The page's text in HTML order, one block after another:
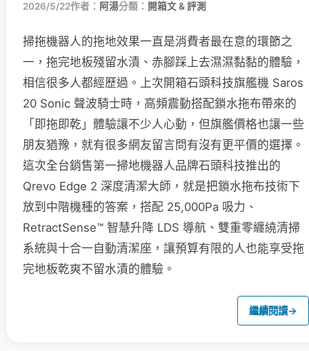
2026/5/22作者： 阿湯分類： 開箱文 & 評測
掃拖機器人的拖地效果一直是消費者最在意的環節之
一，拖完地板殘留水漬、赤腳踩上去濕濕黏黏的體驗，
相信很多人都經歷過。上次開箱石頭科技旗艦機 Saros
20 Sonic 聲波騎士時，高頻震動搭配鎖水拖布帶來的
「即拖即乾」體驗讓不少人心動，但旗艦價格也讓一些
朋友猶豫，就有很多網友留言問有沒有更平價的選擇。
這次全台銷售第一掃地機器人品牌石頭科技推出的
Qrevo Edge 2 深度清潔大師，就是把鎖水拖布技術下
放到中階機種的答案，搭配 25,000Pa 吸力、
RetractSense™ 智慧升降 LDS 導航、雙重零纏繞清掃
系統與十合一自動清潔座，讓預算有限的人也能享受拖
完地板乾爽不留水漬的體驗。
繼續閱讀→